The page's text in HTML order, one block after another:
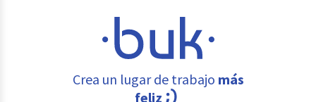
Crea un lugar de trabajo más
feliz